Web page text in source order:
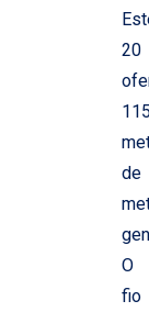
20
de
O
fio